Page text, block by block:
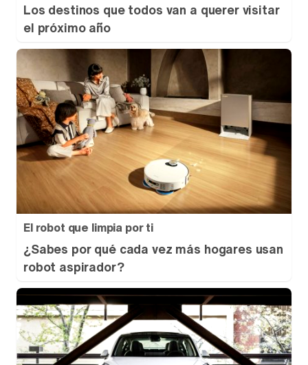
Los destinos que todos van a querer visitar
el próximo año
El robot que limpia por ti
¿Sabes por qué cada vez más hogares usan
robot aspirador?